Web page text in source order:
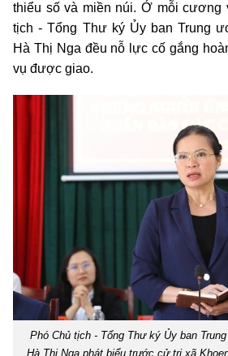
thiểu số và miền núi. Ở mỗi cương
tịch - Tổng Thư ký Ủy ban Trung
Hà Thị Nga đều nỗ lực cố gắng
vụ được giao.
Phó Chủ tịch - Tổng Thư ký Ủy ban
Hà Thị Nga phát biểu trước cử tri xã